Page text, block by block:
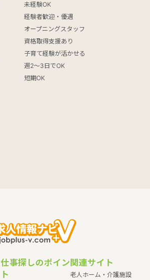
未経験OK
経験者歓迎・優遇
オープニングスタッフ
資格取得支援あり
子育て経験が活かせる
週2～3日でOK
短期OK
仕事探しのポイン
ト
関連サイト
老人ホーム・介護施設